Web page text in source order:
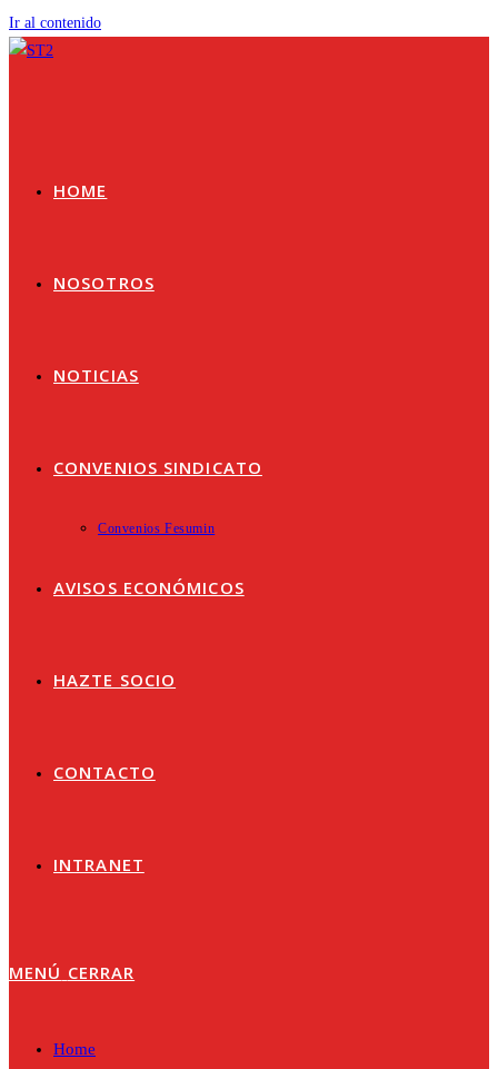
Ir al contenido
HOME
NOSOTROS
NOTICIAS
CONVENIOS SINDICATO
Convenios Fesumin
AVISOS ECONÓMICOS
HAZTE SOCIO
CONTACTO
INTRANET
MENÚ CERRAR
Home